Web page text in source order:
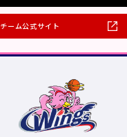
チーム公式サイト